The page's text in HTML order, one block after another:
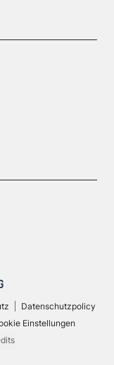
Datenschutzpolicy
Einstellungen